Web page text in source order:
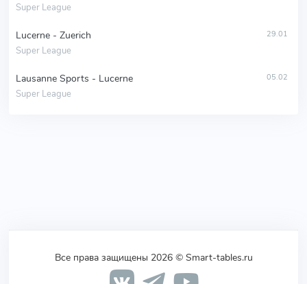
Super League
Lucerne - Zuerich
Super League
29.01
Lausanne Sports - Lucerne
Super League
05.02
Все права защищены 2026 © Smart-tables.ru